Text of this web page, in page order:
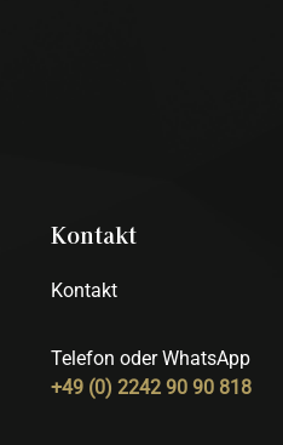
Kontakt
Kontakt
Telefon oder WhatsApp
+49 (0) 2242 90 90 818